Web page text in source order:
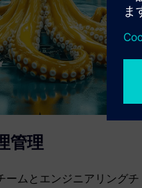
管理
ームとエンジニアリングチ